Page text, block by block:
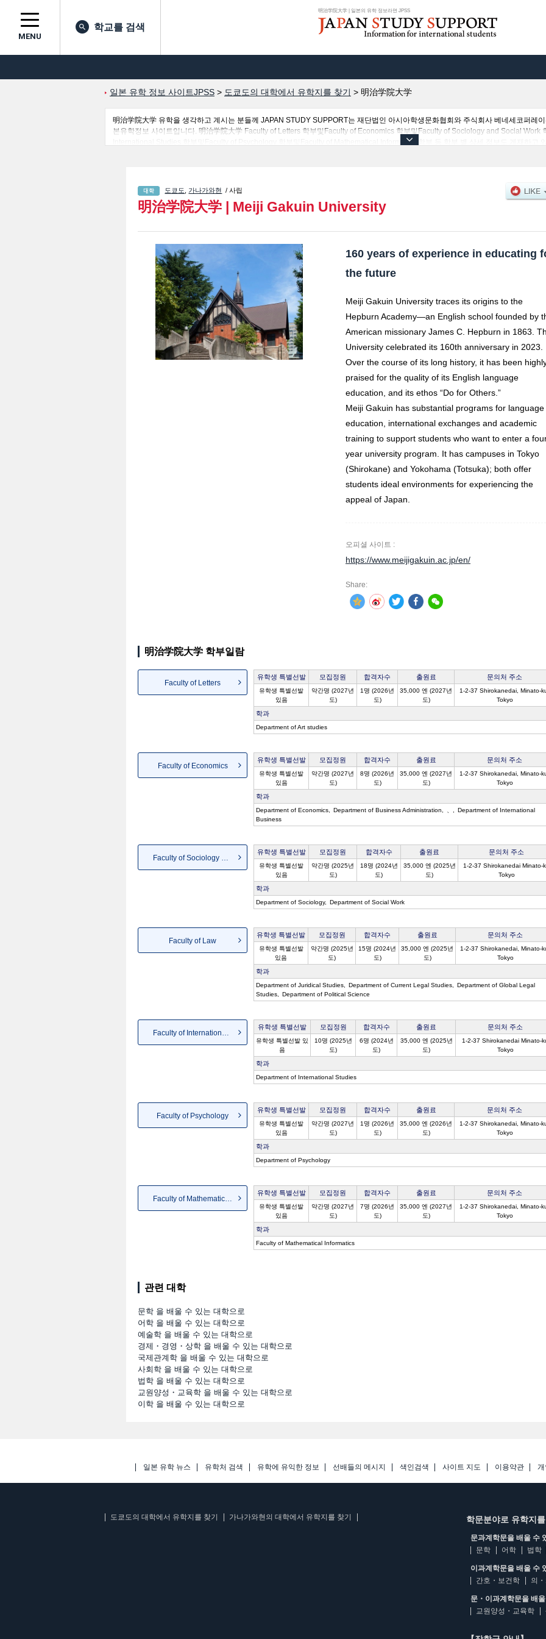
明治学院大学 | 일본의 유학 정보라면 JPSS
MENU
학교를 검색
일본 유학 정보 사이트JPSS > 도쿄도의 대학에서 유학지를 찾기 > 明治学院大学
明治学院大学 유학을 생각하고 계시는 분들께 JAPAN STUDY SUPPORT는 재단법인 아시아학생문화협회와 주식회사 베네세코퍼레
본유학정보 사이트입니다. 明治学院大学 Faculty of Letters 학부및Faculty of Economics 학부및Faculty of Sociology and Social Work
International Studies 학부및Faculty of Psychology 학부및Faculty of Mathematical Informatics 학부 등 학부 별 상세 정보도 게재하고
도쿄도 가나가와현 / 사립
明治学院大学 | Meiji Gakuin University
160 years of experience in educating
the future
Meiji Gakuin University traces its origins to the
Hepburn Academy—an English school founded by
American missionary James C. Hepburn in 1863.
University celebrated its 160th anniversary in 2023.
Over the course of its long history, it has been
praised for the quality of its English language
education, and its ethos “Do for Others.”
Meiji Gakuin has substantial programs for language
education, international exchanges and academic
training to support students who want to enter a
year university program. It has campuses in Tokyo
(Shirokane) and Yokohama (Totsuka); both offer
students ideal environments for experiencing the
appeal of Japan.
오피셜 사이트 :
https://www.meijigakuin.ac.jp/en/
Share:
明治学院大学 학부일람
Faculty of Letters
유학생 특별선발 모집정원 합격자수 출원료 문의처 주소
유학생 특별선발
있음
약간명 (2027년
도)
1명 (2026년
도)
35,000 엔 (2027년
도)
1-2-37 Shirokanedai, Minato-
Tokyo
학과
Department of Art studies
Faculty of Economics
유학생 특별선발 모집정원 합격자수 출원료 문의처 주소
유학생 특별선발
있음
약간명 (2027년
도)
8명 (2026년
도)
35,000 엔 (2027년
도)
1-2-37 Shirokanedai, Minato-
Tokyo
학과
Department of Economics Department of Business Administration
Department of International
Business
Faculty of Sociology and So...
유학생 특별선발 모집정원 합격자수 출원료 문의처 주소
유학생 특별선발
있음
약간명 (2025년
도)
18명 (2024년
도)
35,000 엔 (2025년
도)
1-2-37 Shirokanedai Minato-
Tokyo
학과
Department of Sociology Department of Social Work
Faculty of Law
유학생 특별선발 모집정원 합격자수 출원료 문의처 주소
유학생 특별선발
있음
약간명 (2025년
도)
15명 (2024년
도)
35,000 엔 (2025년
도)
1-2-37 Shirokanedai, Minato-
Tokyo
학과
Department of Juridical Studies Department of Current Legal Studies
Department of Global Legal
Studies
Department of Political Science
Faculty of International St...
유학생 특별선발 모집정원 합격자수 출원료 문의처 주소
유학생 특별선발 있
음
10명 (2025년
도)
6명 (2024년
도)
35,000 엔 (2025년
도)
1-2-37 Shirokanedai Minato-
Tokyo
학과
Department of International Studies
Faculty of Psychology
유학생 특별선발 모집정원 합격자수 출원료 문의처 주소
유학생 특별선발
있음
약간명 (2027년
도)
1명 (2026년
도)
35,000 엔 (2026년
도)
1-2-37 Shirokanedai, Minato-
Tokyo
학과
Department of Psychology
Faculty of Mathematical Inf...
유학생 특별선발 모집정원 합격자수 출원료 문의처 주소
유학생 특별선발
있음
약간명 (2027년
도)
7명 (2026년
도)
35,000 엔 (2027년
도)
1-2-37 Shirokanedai, Minato-
Tokyo
학과
Faculty of Mathematical Informatics
관련 대학
문학 을 배울 수 있는 대학으로
어학 을 배울 수 있는 대학으로
예술학 을 배울 수 있는 대학으로
경제・경영・상학 을 배울 수 있는 대학으로
국제관계학 을 배울 수 있는 대학으로
사회학 을 배울 수 있는 대학으로
법학 을 배울 수 있는 대학으로
교원양성・교육학 을 배울 수 있는 대학으로
이학 을 배울 수 있는 대학으로
일본 유학 뉴스 유학처 검색 유학에 유익한 정보 선배들의 메시지 색인검색 사이트 지도 이용약관
도쿄도의 대학에서 유학지를 찾기 가나가와현의 대학에서 유학지를 찾기 학문분야로 유학지를
문과계학문을 배울 수
문학
어학 법학
이과계학문을 배울 수
간호・보건학
의
문・이과계학문을 배
교원양성・교육학